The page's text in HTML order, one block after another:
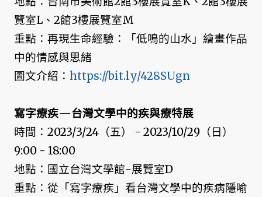
覽室L、2館3樓展覽室M
重點：再現生命經驗：「低鳴的山水」繪畫作品
中的情感與思緒
圖文介紹： https://bit.ly/428SUgn
寫字療疾—台灣文學中的疾與療特展
時間：2023/3/24（五） - 2023/10/29（日）
9:00 - 18:00
地點：國立台灣文學館-展覽室D
重點：從「寫字療疾」看台灣文學中的疾病隱喻